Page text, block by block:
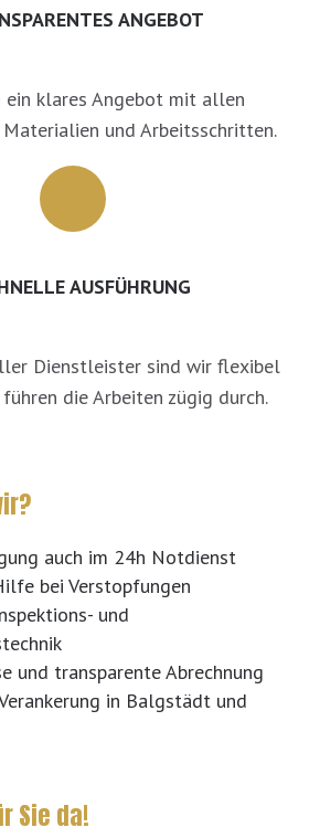
ANGEBOT
ein klares Angebot mit allen
Materialien und Arbeitsschritten.
AUSFÜHRUNG
Dienstleister sind wir flexibel
die Arbeiten zügig durch.
auch im 24h Notdienst
bei Verstopfungen
und
und transparente Abrechnung
in Balgstädt und
Sie da!